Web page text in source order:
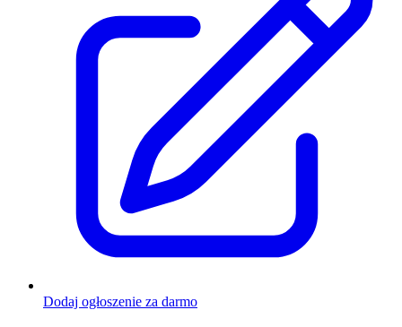
Dodaj ogłoszenie za darmo